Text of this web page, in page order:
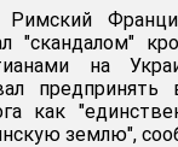
Римский
"скандалом"
на
предпринять
как
землю",